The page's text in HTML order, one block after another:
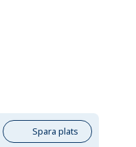
Spara plats